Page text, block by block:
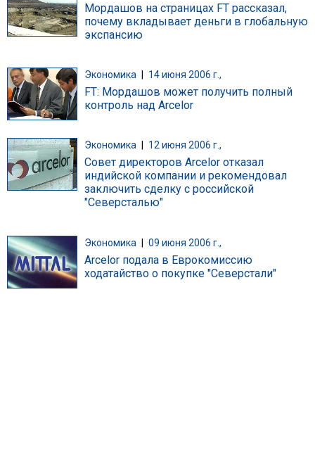
Мордашов на страницах FT рассказал,
почему вкладывает деньги в глобальную
экспансию
Экономика 14 июня 2006 г.,
FT: Мордашов может получить полный
контроль над Arcelor
Экономика 12 июня 2006 г.,
Совет директоров Arcelor отказал
индийской компании и рекомендовал
заключить сделку с российской
"Северсталью"
Экономика | 09 июня 2006 г.,
Arcelor подала в Еврокомиссию
ходатайство о покупке "Северстали"